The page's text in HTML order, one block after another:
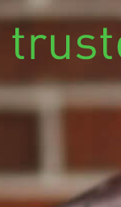
Overslaan en